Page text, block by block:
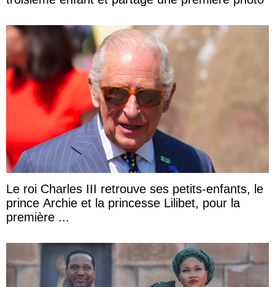
Le roi Charles III retrouve ses petits-enfants, le
prince Archie et la princesse Lilibet, pour la
première ...